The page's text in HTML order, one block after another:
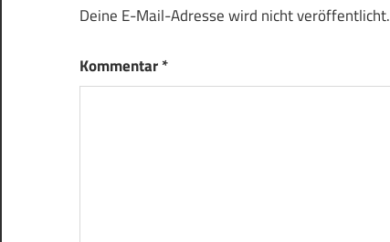
Deine E-Mail-Adresse wird nicht veröffentlicht.
Kommentar*